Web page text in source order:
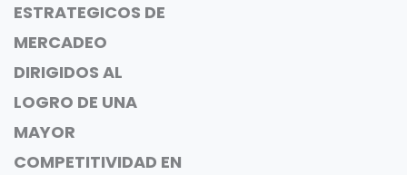
ESTRATEGICOS DE
MERCADEO
DIRIGIDOS AL
LOGRO DE UNA
MAYOR
COMPETITIVIDAD EN